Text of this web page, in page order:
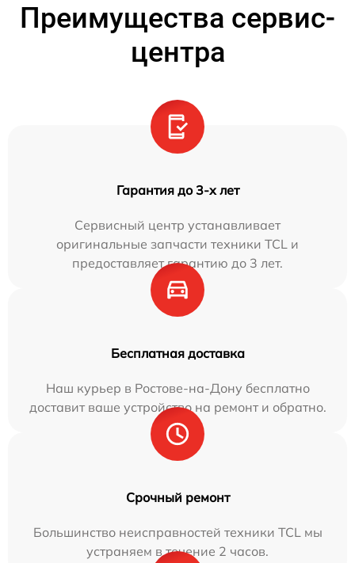
Преимущества сервис-
центра
Гарантия до 3-х лет
Сервисный центр устанавливает
оригинальные запчасти техники TCL и
предоставляет гарантию до 3 лет.
Бесплатная доставка
Наш курьер в Ростове-на-Дону бесплатно
доставит ваше устройство на ремонт и обратно.
Срочный ремонт
Большинство неисправностей техники TCL мы
устраняем в течение 2 часов.